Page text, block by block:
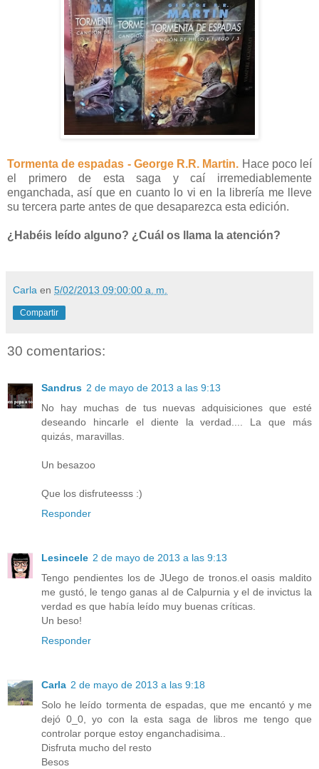
Tormenta de espadas - George R.R. Martin. Hace poco leí
el primero de esta saga y caí irremediablemente
enganchada, así que en cuanto lo vi en la librería me lleve
su tercera parte antes de que desaparezca esta edición.
¿Habéis leído alguno? ¿Cuál os llama la atención?
Carla en 5/02/2013 09:00:00 a. m.
Compartir
30 comentarios:
Sandrus 2 de mayo de 2013 a las 9:13
No hay muchas de tus nuevas adquisiciones que esté
deseando hincarle el diente la verdad.... La que más
quizás, maravillas.
Un besazoo
Que los disfruteesss :)
Responder
Lesincele 2 de mayo de 2013 a las 9:13
Tengo pendientes los de JUego de tronos.el oasis maldito
me gustó, le tengo ganas al de Calpurnia y el de invictus la
verdad es que había leído muy buenas críticas.
Un beso!
Responder
Carla 2 de mayo de 2013 a las 9:18
Solo he leído tormenta de espadas, que me encantó y me
dejó 0_0, yo con la esta saga de libros me tengo que
controlar porque estoy enganchadisima..
Disfruta mucho del resto
Besos